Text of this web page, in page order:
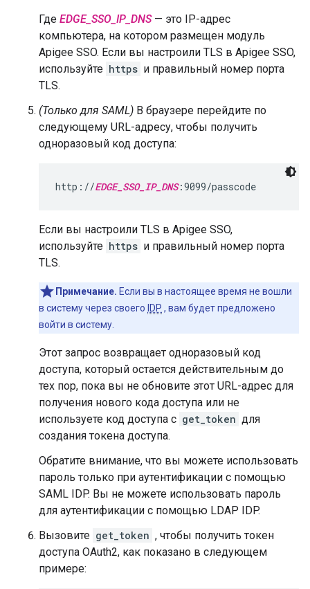
Где EDGE_SSO_IP_DNS— это IP-адрес
компьютера, на котором размещен модуль
Apigee SSO. Если вы настроили TLS в Apigee SSO,
используйте https и правильный номер порта
TLS.
(Только для SAML) В браузере перейдите по
следующему URL-адресу, чтобы получить
одноразовый код доступа:
http://EDGE_SSO_IP_DNS:9099/passcode
Если вы настроили TLS в Apigee SSO,
используйте https и правильный номер порта
TLS.
Примечание. Если вы в настоящее время не вошли
в систему через своего IDP , вам будет предложено
войти в систему.
Этот запрос возвращает одноразовый код
доступа, который остается действительным до
тех пор, пока вы не обновите этот URL-адрес для
получения нового кода доступа или не
используете код доступа с get_token для
создания токена доступа.
Обратите внимание, что вы можете использовать
пароль только при аутентификации с помощью
SAML IDP. Вы не можете использовать пароль
для аутентификации с помощью LDAP IDP.
Вызовите get_token , чтобы получить токен
доступа OAuth2, как показано в следующем
примере: